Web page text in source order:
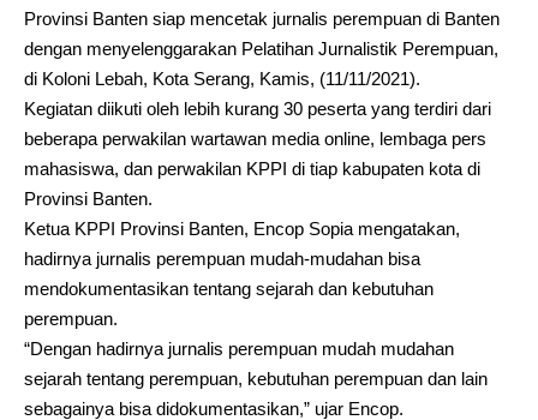
Provinsi Banten siap mencetak jurnalis perempuan di Banten
dengan menyelenggarakan Pelatihan Jurnalistik Perempuan,
di Koloni Lebah, Kota Serang, Kamis, (11/11/2021).
Kegiatan diikuti oleh lebih kurang 30 peserta yang terdiri dari
beberapa perwakilan wartawan media online, lembaga pers
mahasiswa, dan perwakilan KPPI di tiap kabupaten kota di
Provinsi Banten.
Ketua KPPI Provinsi Banten, Encop Sopia mengatakan,
hadirnya jurnalis perempuan mudah-mudahan bisa
mendokumentasikan tentang sejarah dan kebutuhan
perempuan.
“Dengan hadirnya jurnalis perempuan mudah mudahan
sejarah tentang perempuan, kebutuhan perempuan dan lain
sebagainya bisa didokumentasikan,” ujar Encop.